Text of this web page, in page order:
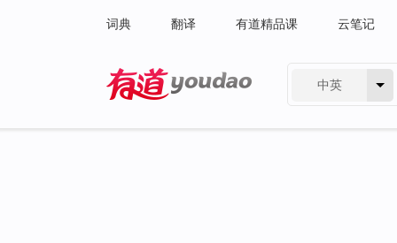
词典 翻译 有道精品课 云笔记
中英